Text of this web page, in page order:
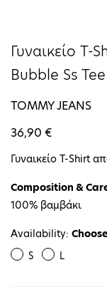
Γυναικείο T-
Bubble Ss
TOMMY JEANS
36,90 €
Γυναικείο T-Shirt
Composition &
100% βαμβάκι
Availability:
S L